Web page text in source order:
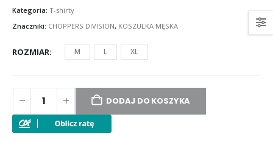
Kategoria: T-shirty
Znaczniki: CHOPPERS DIVISION, KOSZULKA MĘSKA
ROZMIAR M L XL
DODAJ DO KOSZYKA